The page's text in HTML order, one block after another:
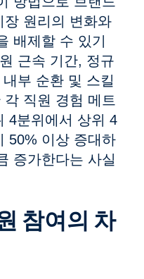
장 원리의 변화와
배제할 수 있기
근속 기간, 정규
부 순환 및 스킬
직원 경험 메트
4분위에서 상위 4
50% 이상 증대하
증가한다는 사실
참여의 차